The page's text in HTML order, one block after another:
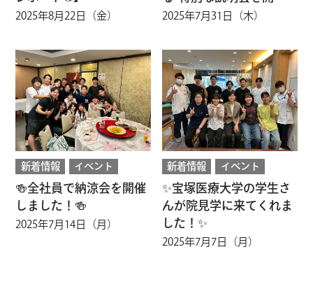
2025年8月22日（金）
しています！
2025年7月31日（木）
新着情報 イベント
🍻全社員で納涼会を開催
しました！🍻
2025年7月14日（月）
新着情報 イベント
✨宝塚医療大学の学生さ
んが院見学に来てくれま
した！✨
2025年7月7日（月）